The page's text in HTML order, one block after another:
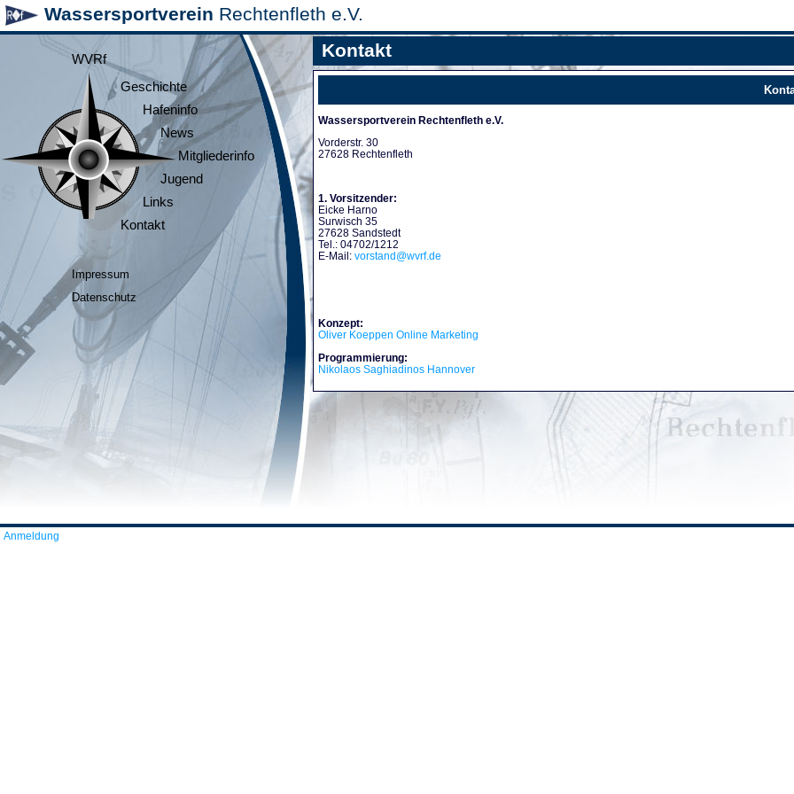
Wassersportverein Rechtenfleth e.V.
WVRf
Geschichte
Hafeninfo
News
Mitgliederinfo
Jugend
Links
Kontakt
Impressum
Datenschutz
Kontakt
Wassersportverein Rechtenfleth e.V.
Vorderstr. 30
27628 Rechtenfleth
1. Vorsitzender:
Eicke Harno
Surwisch 35
27628 Sandstedt
Tel.: 04702/1212
E-Mail: vorstand@wvrf.de
Konzept:
Oliver Koeppen Online Marketing
Programmierung:
Nikolaos Saghiadinos Hannover
Anmeldung